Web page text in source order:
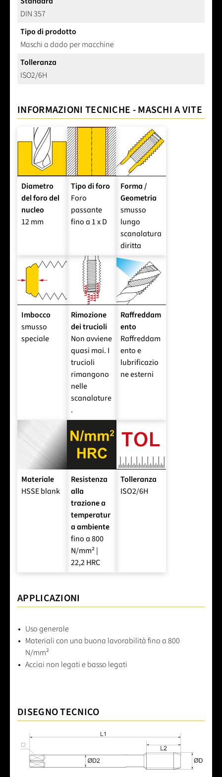
DIN 357
Tipo di prodotto
Maschi a dado per macchine
Tolleranza
ISO2/6H
INFORMAZIONI TECNICHE - MASCHI A VITE
Diametro
del foro del
nucleo
12 mm
Tipo di foro
Foro
passante
fino a 1 x D
Forma /
Geometria
smusso
lungo
scanalatura
diritta
Imbocco
smusso
speciale
Rimozione
dei trucioli
Non avviene
quasi mai. I
trucioli
rimangono
nelle
scanalature
.
Raffreddam
ento
Raffreddam
ento e
lubrificazio
ne esterni
Materiale
HSSE blank
Resistenza
alla
trazione a
temperatur
a ambiente
fino a 800
N/mm² |
22,2 HRC
Tolleranza
ISO2/6H
APPLICAZIONI
Uso generale
Materiali con una buona lavorabilità fino a 800
N/mm²
Acciai non legati e basso legati
DISEGNO TECNICO